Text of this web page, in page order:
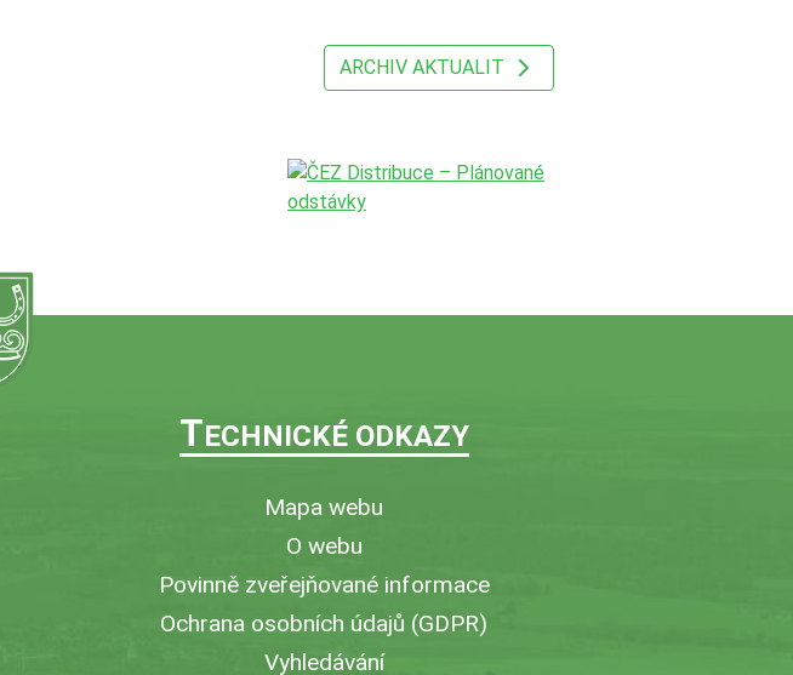
ARCHIV AKTUALIT
TECHNICKÉ ODKAZY
Mapa webu
O webu
Povinně zveřejňované informace
Ochrana osobních údajů (GDPR)
Vyhledávání